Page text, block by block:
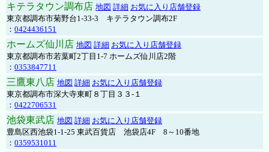
キテラタウン調布店 地図 詳細 お気に入り店舗登録
東京都調布市菊野台1-33-3 キテラタウン調布2F
： 0424436151
ホームズ仙川店 地図 詳細 お気に入り店舗登録
東京都調布市若葉町2丁目1-7 ホームズ仙川店2階
： 0353847711
三鷹東八店 地図 詳細 お気に入り店舗登録
東京都調布市深大寺東町８丁目３３-１
： 0422706531
池袋東武店 地図 詳細 お気に入り店舗登録
豊島区西池袋1-1-25 東武百貨店 池袋店4F 8～10番地
： 0359531011